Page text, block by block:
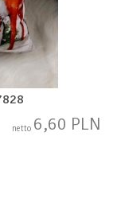
netto 6,60 PLN